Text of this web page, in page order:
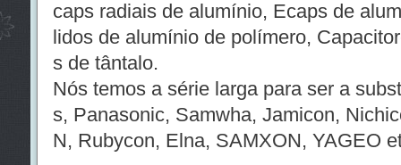
caps radiais de alumínio, Ecaps de
lidos de alumínio de polímero,
s de tântalo.
Nós temos a série larga para ser a
s, Panasonic, Samwha, Jamicon,
N, Rubycon, Elna, SAMXON, YAGEO